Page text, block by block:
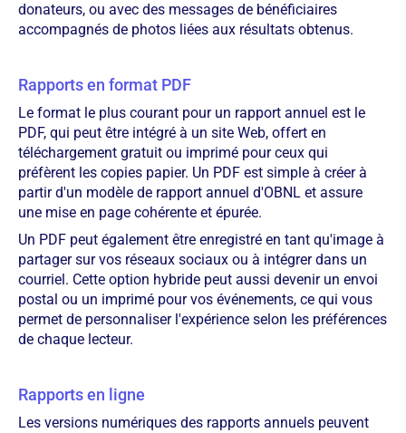
donateurs, ou avec des messages de bénéficiaires
accompagnés de photos liées aux résultats obtenus.
Rapports en format PDF
Le format le plus courant pour un rapport annuel est le
PDF, qui peut être intégré à un site Web, offert en
téléchargement gratuit ou imprimé pour ceux qui
préfèrent les copies papier. Un PDF est simple à créer à
partir d'un modèle de rapport annuel d'OBNL et assure
une mise en page cohérente et épurée.
Un PDF peut également être enregistré en tant qu'image à
partager sur vos réseaux sociaux ou à intégrer dans un
courriel. Cette option hybride peut aussi devenir un envoi
postal ou un imprimé pour vos événements, ce qui vous
permet de personnaliser l'expérience selon les préférences
de chaque lecteur.
Rapports en ligne
Les versions numériques des rapports annuels peuvent